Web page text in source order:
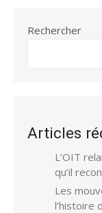
Rechercher
Articles
L’OIT
qu’il
Les
l’histoire